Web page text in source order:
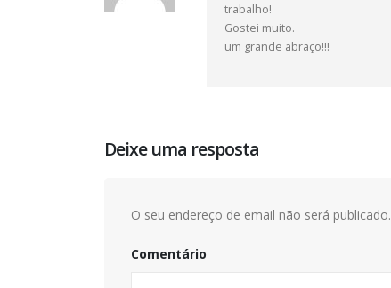
trabalho!
Gostei muito.
um grande abraço!!!
Deixe uma resposta
O seu endereço de email não será publicado.
Comentário